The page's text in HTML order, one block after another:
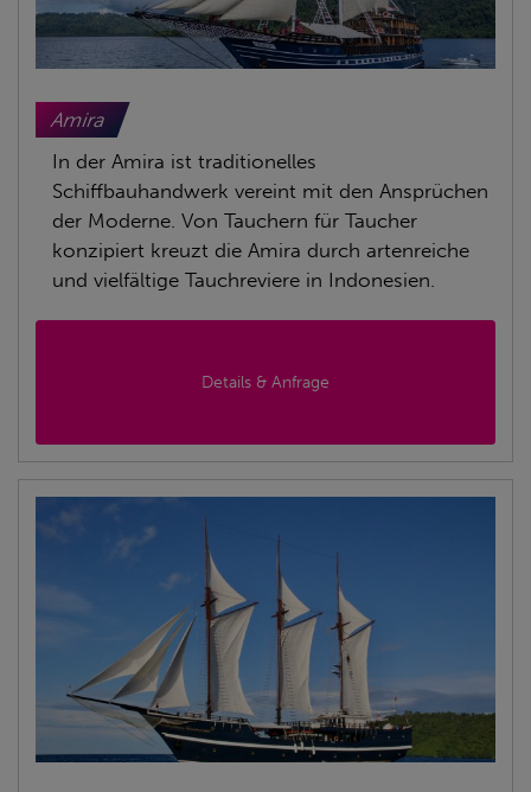
Amira
In der Amira ist traditionelles
Schiffbauhandwerk vereint mit den Ansprüchen
der Moderne. Von Tauchern für Taucher
konzipiert kreuzt die Amira durch artenreiche
und vielfältige Tauchreviere in Indonesien.
Details & Anfrage